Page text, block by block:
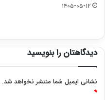
۱۴۰۵-۰۵-۱۲
دیدگاهتان را بنویسید
نشانی ایمیل شما منتشر نخواهد شد.
*